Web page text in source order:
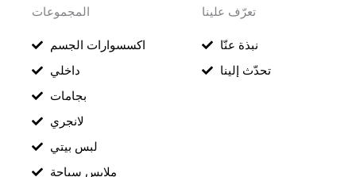
المجموعات
اكسسوارات الجسم
داخلي
بجامات
لانجري
لبس بيتي
ملابس سباحة
تعرّف علينا
نبذة عنّا
تحدّث إلينا